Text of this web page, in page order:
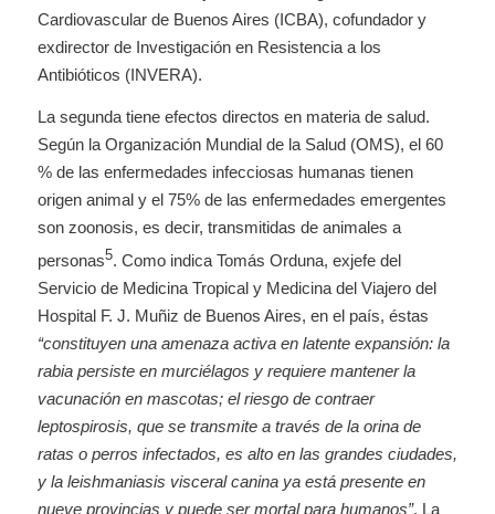
Cardiovascular de Buenos Aires (ICBA), cofundador y
exdirector de Investigación en Resistencia a los
Antibióticos (INVERA).
La segunda tiene efectos directos en materia de salud.
Según la Organización Mundial de la Salud (OMS), el 60
% de las enfermedades infecciosas humanas tienen
origen animal y el 75% de las enfermedades emergentes
son zoonosis, es decir, transmitidas de animales a
personas5. Como indica Tomás Orduna, exjefe del
Servicio de Medicina Tropical y Medicina del Viajero del
Hospital F. J. Muñiz de Buenos Aires, en el país, éstas
“constituyen una amenaza activa en latente expansión: la
rabia persiste en murciélagos y requiere mantener la
vacunación en mascotas; el riesgo de contraer
leptospirosis, que se transmite a través de la orina de
ratas o perros infectados, es alto en las grandes ciudades,
y la leishmaniasis visceral canina ya está presente en
nueve provincias y puede ser mortal para humanos”. La